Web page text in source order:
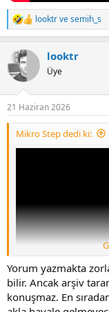
R
e
c
t
i
s
:
looktrvesemih_s
looktr
Üye
21 Haziran 2026
Mikro Step dedi ki:
Yorum yazmakta
bilir. Ancak arşiv
konuşmaz. En